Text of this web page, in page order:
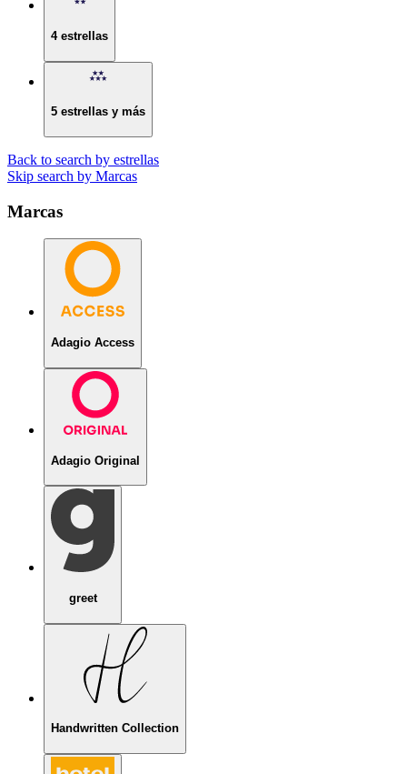
4 estrellas
5 estrellas y más
Back to search by estrellas
Skip search by Marcas
Marcas
Adagio Access
Adagio Original
greet
Handwritten Collection